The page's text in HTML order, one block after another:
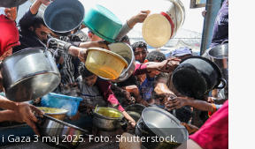
Gaza 3 maj 2025. Foto: Shutterstock.